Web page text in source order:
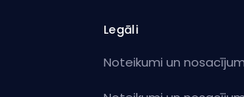
Legāli
Noteikumi un